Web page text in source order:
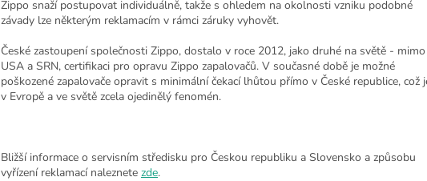
Zippo snaží postupovat individuálně, takže s ohledem na okolnosti vzniku podobné
závady lze některým reklamacím v rámci záruky vyhovět.
České zastoupení společnosti Zippo, dostalo v roce 2012, jako druhé na světě - mimo
USA a SRN, certifikaci pro opravu Zippo zapalovačů. V současné době je možné
poškozené zapalovače opravit s minimální čekací lhůtou přímo v České republice, což
v Evropě a ve světě zcela ojedinělý fenomén.
Bližší informace o servisním středisku pro Českou republiku a Slovensko a způsobu
vyřízení reklamací naleznete zde.